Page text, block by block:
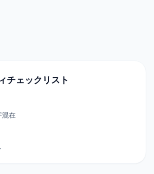
チェックリスト
混在